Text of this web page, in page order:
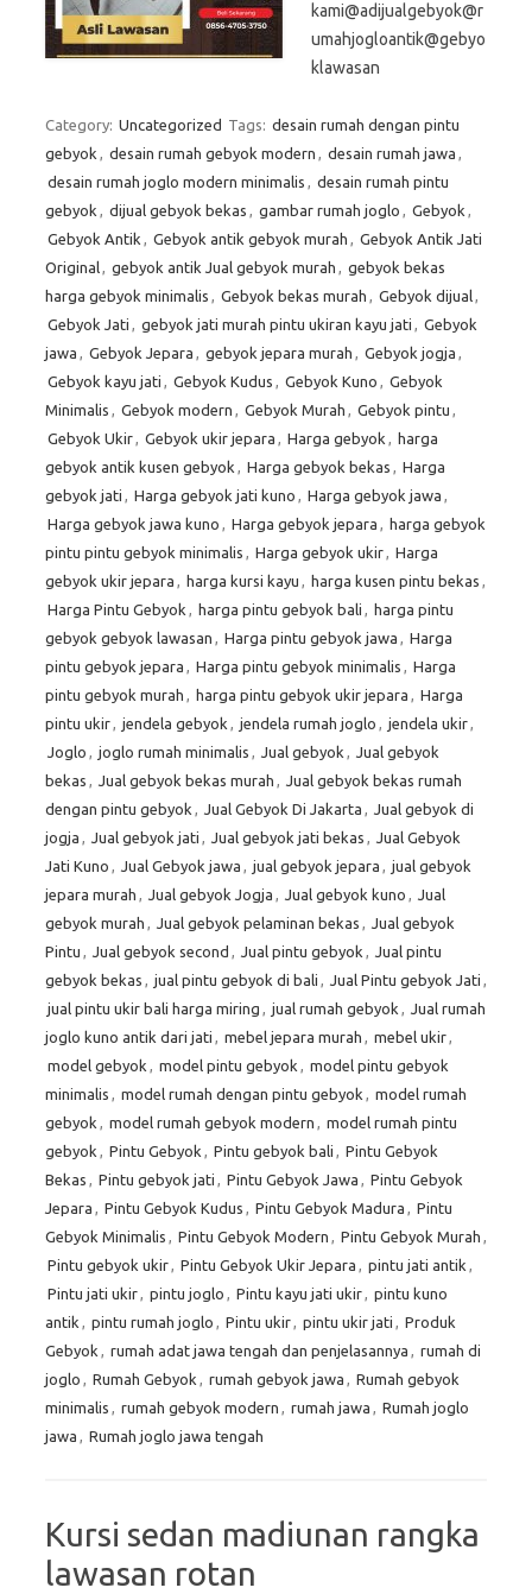
kami@adijualgebyok@r
umahjogloantik@gebyo
klawasan
Category: Uncategorized Tags: desain rumah dengan pintu
gebyok , desain rumah gebyok modern , desain rumah jawa ,
desain rumah joglo modern minimalis , desain rumah pintu
gebyok , dijual gebyok bekas , gambar rumah joglo , Gebyok ,
Gebyok Antik , Gebyok antik gebyok murah , Gebyok Antik Jati
Original, gebyok antik Jual gebyok murah , gebyok bekas
harga gebyok minimalis , Gebyok bekas murah , Gebyok dijual,
Gebyok Jati , gebyok jati murah pintu ukiran kayu jati , Gebyok
jawa , Gebyok Jepara , gebyok jepara murah , Gebyok jogja ,
Gebyok kayu jati , Gebyok Kudus , Gebyok Kuno , Gebyok
Minimalis , Gebyok modern , Gebyok Murah , Gebyok pintu ,
Gebyok Ukir, Gebyok ukir jepara , Harga gebyok , harga
gebyok antik kusen gebyok , Harga gebyok bekas , Harga
gebyok jati , Harga gebyok jati kuno , Harga gebyok jawa ,
Harga gebyok jawa kuno , Harga gebyok jepara , harga gebyok
pintu pintu gebyok minimalis , Harga gebyok ukir, Harga
gebyok ukir jepara , harga kursi kayu , harga kusen pintu bekas ,
Harga Pintu Gebyok , harga pintu gebyok bali , harga pintu
gebyok gebyok lawasan , Harga pintu gebyok jawa , Harga
pintu gebyok jepara , Harga pintu gebyok minimalis , Harga
pintu gebyok murah , harga pintu gebyok ukir jepara , Harga
pintu ukir, jendela gebyok , jendela rumah joglo , jendela ukir,
Joglo , joglo rumah minimalis , Jual gebyok , Jual gebyok
bekas , Jual gebyok bekas murah , Jual gebyok bekas rumah
dengan pintu gebyok , Jual Gebyok Di Jakarta , Jual gebyok di
jogja , Jual gebyok jati , Jual gebyok jati bekas , Jual Gebyok
Jati Kuno , Jual Gebyok jawa , jual gebyok jepara , jual gebyok
jepara murah , Jual gebyok Jogja , Jual gebyok kuno , Jual
gebyok murah , Jual gebyok pelaminan bekas , Jual gebyok
Pintu , Jual gebyok second , Jual pintu gebyok , Jual pintu
gebyok bekas , jual pintu gebyok di bali , Jual Pintu gebyok Jati ,
jual pintu ukir bali harga miring , jual rumah gebyok , Jual rumah
joglo kuno antik dari jati , mebel jepara murah , mebel ukir,
model gebyok , model pintu gebyok , model pintu gebyok
minimalis , model rumah dengan pintu gebyok , model rumah
gebyok , model rumah gebyok modern , model rumah pintu
gebyok , Pintu Gebyok , Pintu gebyok bali , Pintu Gebyok
Bekas , Pintu gebyok jati , Pintu Gebyok Jawa , Pintu Gebyok
Jepara , Pintu Gebyok Kudus , Pintu Gebyok Madura , Pintu
Gebyok Minimalis , Pintu Gebyok Modern , Pintu Gebyok Murah ,
Pintu gebyok ukir, Pintu Gebyok Ukir Jepara , pintu jati antik ,
Pintu jati ukir, pintu joglo , Pintu kayu jati ukir, pintu kuno
antik , pintu rumah joglo , Pintu ukir, pintu ukir jati , Produk
Gebyok , rumah adat jawa tengah dan penjelasannya , rumah di
joglo , Rumah Gebyok , rumah gebyok jawa , Rumah gebyok
minimalis , rumah gebyok modern , rumah jawa , Rumah joglo
jawa , Rumah joglo jawa tengah
Kursi sedan madiunan rangka
lawasan rotan